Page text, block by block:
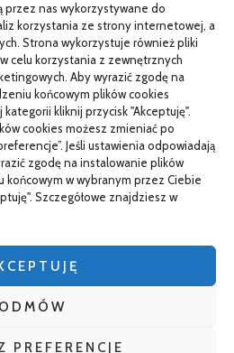
przez nas wykorzystywane do
korzystania ze strony internetowej, a
Strona wykorzystuje również pliki
celu korzystania z zewnętrznych
Aby wyrazić zgodę na
końcowym plików cookies
kliknij przycisk "Akceptuję".
cookies możesz zmieniać po
Jeśli ustawienia odpowiadają
zgodę na instalowanie plików
końcowym w wybranym przez Ciebie
Szczegółowe znajdziesz w
ODMÓW
PREFERENCJE
przed wdrożeniem KSeF
z kamperem – gdzie
z ocynkiem
jak budować w solidny sposób